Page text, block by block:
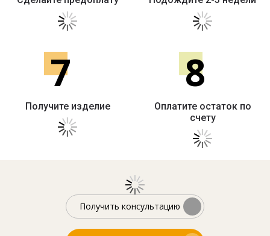
7
Получите изделие
8
Оплатите остаток по
счету
Получить консультацию